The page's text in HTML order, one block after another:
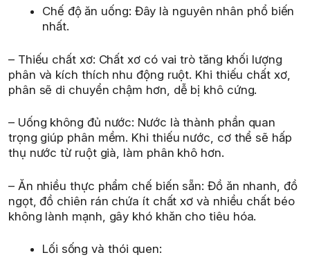
Chế độ ăn uống: Đây là nguyên nhân phổ biến
nhất.
– Thiếu chất xơ: Chất xơ có vai trò tăng khối lượng
phân và kích thích nhu động ruột. Khi thiếu chất xơ,
phân sẽ di chuyển chậm hơn, dễ bị khô cứng.
– Uống không đủ nước: Nước là thành phần quan
trọng giúp phân mềm. Khi thiếu nước, cơ thể sẽ hấp
thụ nước từ ruột già, làm phân khô hơn.
– Ăn nhiều thực phẩm chế biến sẵn: Đồ ăn nhanh, đồ
ngọt, đồ chiên rán chứa ít chất xơ và nhiều chất béo
không lành mạnh, gây khó khăn cho tiêu hóa.
Lối sống và thói quen: